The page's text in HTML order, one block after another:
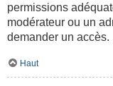
permissions
modérateur ou un
demander un accès.
Haut